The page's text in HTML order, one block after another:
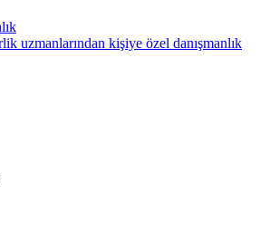
uzmanlarından kişiye özel danışmanlık